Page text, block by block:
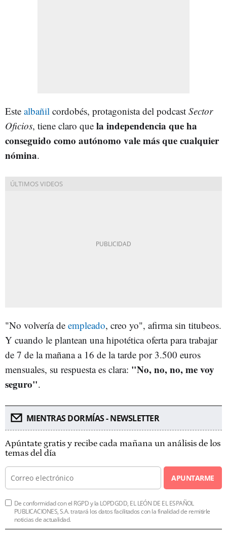
Este albañil cordobés, protagonista del podcast Sector
Oficios, tiene claro que la independencia que ha
conseguido como autónomo vale más que cualquier
nómina.
"No volvería de empleado, creo yo", afirma sin titubeos.
Y cuando le plantean una hipotética oferta para trabajar
de 7 de la mañana a 16 de la tarde por 3.500 euros
mensuales, su respuesta es clara: "No, no, no, me voy
seguro".
MIENTRAS DORMÍAS - NEWSLETTER
Apúntate gratis y recibe cada mañana un análisis de los
temas del día
APUNTARME
De conformidad con el RGPD y la LOPDGDD, EL LEÓN DE EL ESPAÑOL
PUBLICACIONES, S.A. tratará los datos facilitados con la finalidad de remitirle
noticias de actualidad.